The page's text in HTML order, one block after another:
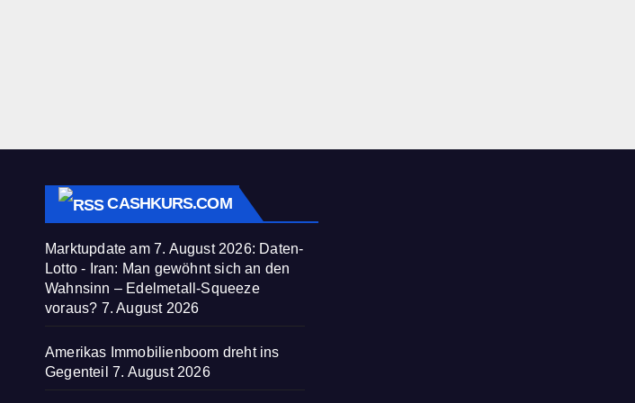
CASHKURS.COM
Marktupdate am 7. August 2026: Daten-
Lotto - Iran: Man gewöhnt sich an den
Wahnsinn – Edelmetall-Squeeze
voraus? 7. August 2026
Amerikas Immobilienboom dreht ins
Gegenteil 7. August 2026